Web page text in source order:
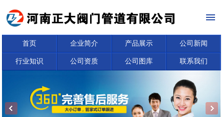
首页 企业简介 产品展示 公司新闻
行业知识 公司资质 公司图库 联系我们